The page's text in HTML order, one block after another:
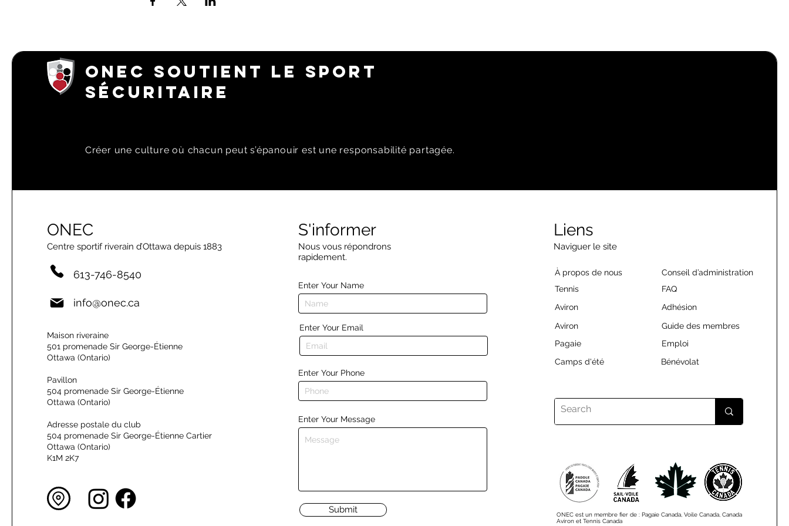
ONEC SOUTIENT LE SPORT
SÉCURITAIRE
Créer une culture où chacun peut s’épanouir est une responsabilité partagée.
ONEC
Centre sportif riverain d’Ottawa depuis 1883
613-746-8540
info@onec.ca
Maison riveraine
501 promenade Sir George-Étienne
Ottawa (Ontario)
Pavillon
504 promenade Sir George-Étienne
Ottawa (Ontario)
Adresse postale du club
504 promenade Sir George-Étienne Cartier
Ottawa (Ontario)
K1M 2K7
S'informer
Nous vous répondrons
rapidement.
Enter Your Name
Enter Your Email
Enter Your Phone
Enter Your Message
Submit
Liens
Naviguer le site
À propos de nous
Tennis
Aviron
Aviron
Pagaie
Camps d'été
Conseil d’administration
FAQ
Adhésion
Guide des membres
Emploi
Bénévolat
ONEC est un membre fier de : Pagaie Canada, Voile Canada, Canada
Aviron et Tennis Canada